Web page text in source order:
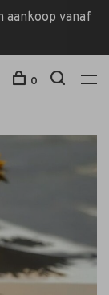
aankoop vanaf
0